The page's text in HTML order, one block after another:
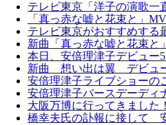
テレビ東京「洋子の演歌一
「真っ赤な嘘と花束と」
テレビ東京がおすすめする
新曲「真っ赤な嘘と花束
本日、安倍理津子デビュー
新曲 想い出は翼 デビュ
安倍理津子ライブショーの
安倍理津子バースデーディ
大阪万博に行ってきました！
橋幸夫氏の訃報に接して